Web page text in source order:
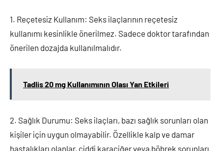
1. Reçetesiz Kullanım: Seks ilaçlarının reçetesiz
kullanımı kesinlikle önerilmez. Sadece doktor tarafından
önerilen dozajda kullanılmalıdır.
Tadlis 20 mg Kullanımının Olası Yan Etkileri
2. Sağlık Durumu: Seks ilaçları, bazı sağlık sorunları olan
kişiler için uygun olmayabilir. Özellikle kalp ve damar
hastalıkları olanlar, ciddi karaciğer veya böbrek sorunları